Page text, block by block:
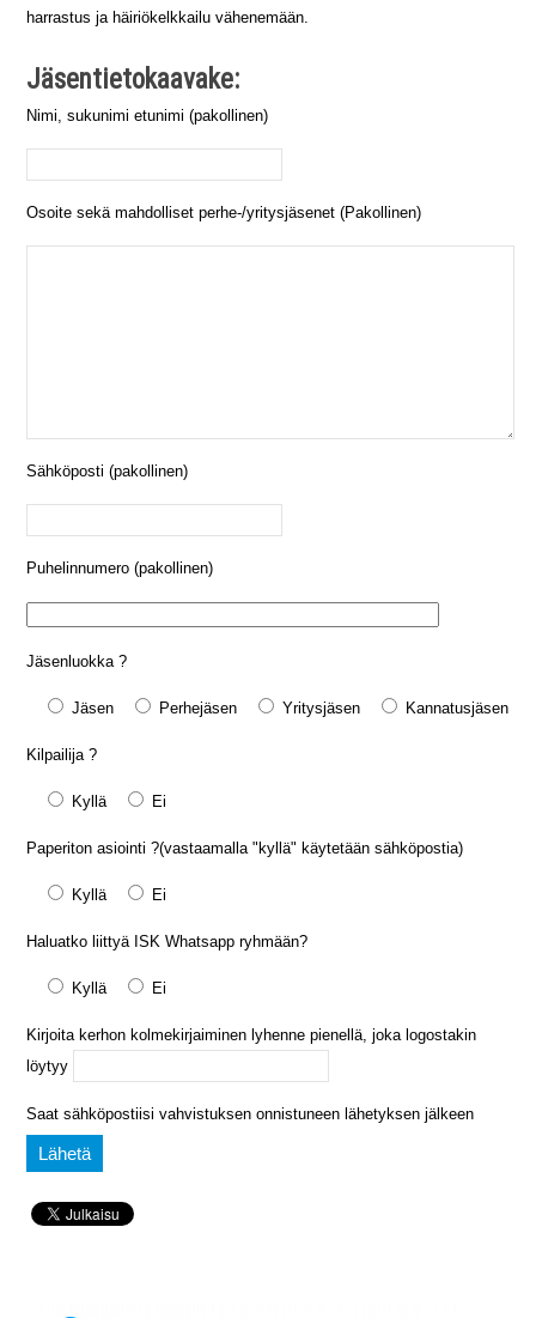
harrastus ja häiriökelkkailu vähenemään.
Jäsentietokaavake:
Nimi, sukunimi etunimi (pakollinen)
Osoite sekä mahdolliset perhe-/yritysjäsenet (Pakollinen)
Sähköposti (pakollinen)
Puhelinnumero (pakollinen)
Jäsenluokka ?
Jäsen Perhejäsen Yritysjäsen Kannatusjäsen
Kilpailija ?
Kyllä Ei
Paperiton asiointi ?(vastaamalla "kyllä" käytetään sähköpostia)
Kyllä Ei
Haluatko liittyä ISK Whatsapp ryhmään?
Kyllä Ei
Kirjoita kerhon kolmekirjaiminen lyhenne pienellä, joka logostakin
löytyy
Saat sähköpostiisi vahvistuksen onnistuneen lähetyksen jälkeen